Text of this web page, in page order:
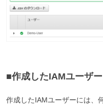
■作成したIAMユーザ
作成したIAMユーザーには、